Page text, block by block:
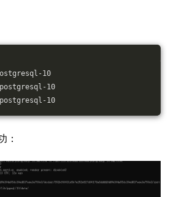
10
postgresql-10
10
：